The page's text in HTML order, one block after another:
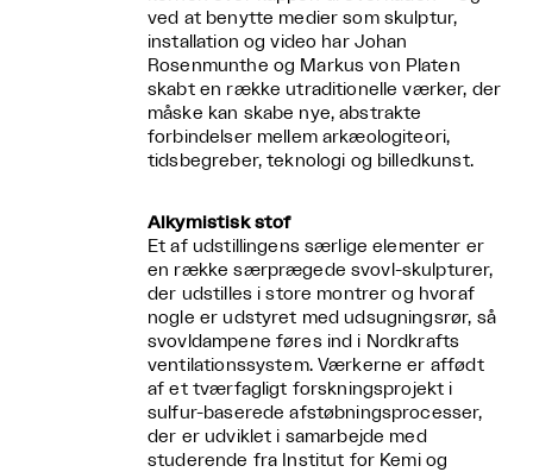
ved at benytte medier som skulptur,
installation og video har Johan
Rosenmunthe og Markus von Platen
skabt en række utraditionelle værker, der
måske kan skabe nye, abstrakte
forbindelser mellem arkæologiteori,
tidsbegreber, teknologi og billedkunst.
Alkymistisk stof
Et af udstillingens særlige elementer er
en række særprægede svovl-skulpturer,
der udstilles i store montrer og hvoraf
nogle er udstyret med udsugningsrør, så
svovldampene føres ind i Nordkrafts
ventilationssystem. Værkerne er affødt
af et tværfagligt forskningsprojekt i
sulfur-baserede afstøbningsprocesser,
der er udviklet i samarbejde med
studerende fra Institut for Kemi og